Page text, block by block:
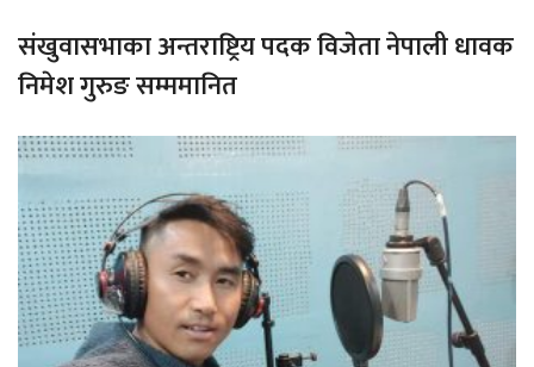
संखुवासभाका अन्तराष्ट्रिय पदक विजेता नेपाली धावक
निमेश गुरुङ सम्ममानित